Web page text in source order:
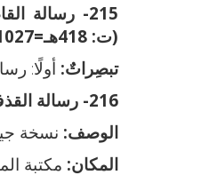
215- رسالة القاضي والحاكم:
(ت: 418هـ=1027م)
تبصِراتٌ: أولًا:
216- رسالة القذف بالشروط:
الوصف: نسخة
المكان: مكتبة المسجد